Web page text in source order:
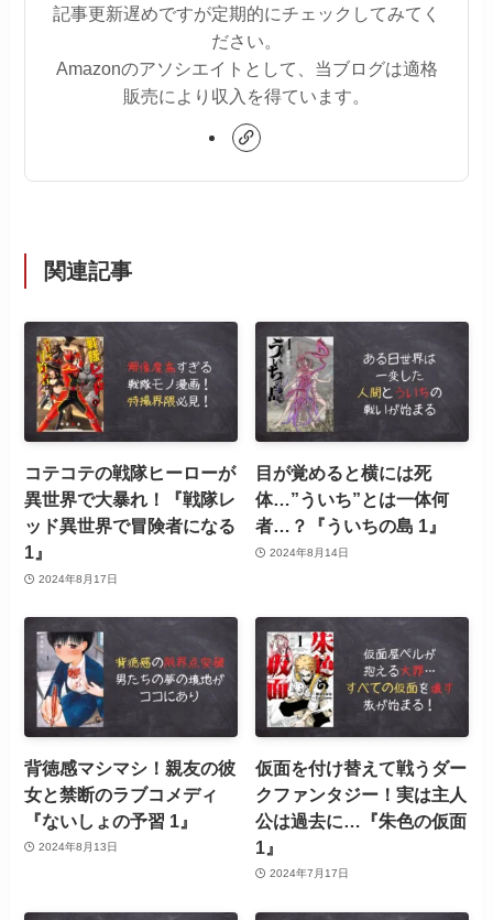
記事更新遅めですが定期的にチェックしてみてく
ださい。
Amazonのアソシエイトとして、当ブログは適格
販売により収入を得ています。
関連記事
コテコテの戦隊ヒーローが
異世界で大暴れ！『戦隊レ
ッド異世界で冒険者になる
1』
2024年8月17日
目が覚めると横には死
体…”ういち”とは一体何
者…？『ういちの島 1』
2024年8月14日
背徳感マシマシ！親友の彼
女と禁断のラブコメディ
『ないしょの予習 1』
2024年8月13日
仮面を付け替えて戦うダー
クファンタジー！実は主人
公は過去に…『朱色の仮面
1』
2024年7月17日